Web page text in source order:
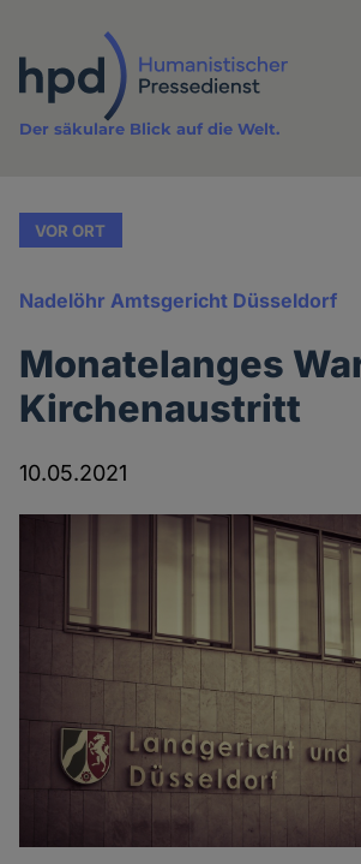
Inhalt
Der säkulare Blick auf die Welt.
VOR ORT
Nadelöhr Amtsgericht Düsseldorf
Monatelanges
Kirchenaustritt
10.05.2021